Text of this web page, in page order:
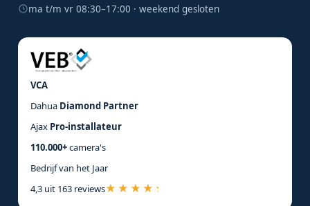
ma t/m vr 08:30–17:00 · weekend gesloten
VCA
Dahua Diamond Partner
Ajax Pro-installateur
110.000+camera's
Bedrijf van het Jaar
4,3 uit 163 reviews